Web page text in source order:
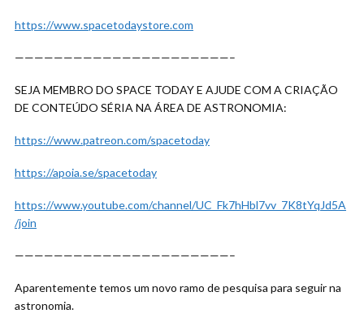
https://www.spacetodaystore.com
——————————————————————–
SEJA MEMBRO DO SPACE TODAY E AJUDE COM A CRIAÇÃO
DE CONTEÚDO SÉRIA NA ÁREA DE ASTRONOMIA:
https://www.patreon.com/spacetoday
https://apoia.se/spacetoday
https://www.youtube.com/channel/UC_Fk7hHbl7vv_7K8tYqJd5A
/join
——————————————————————–
Aparentemente temos um novo ramo de pesquisa para seguir na
astronomia.